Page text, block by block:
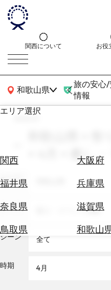
関西について お役
和歌山県
関西広域MAP
旅の安心/
情報
エリア選択
関西 大阪府
福井県
兵庫県
奈良県
滋賀県
鳥取県
和歌山
エ
券
テ
を
search
和歌山県 ×
× 4月 × 癒し
エリア
テーマ 祭り・イベント体験
シーン 全て
時期 4月